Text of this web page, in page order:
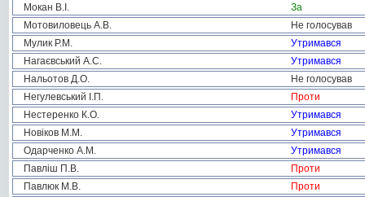
Мокан В.І.
За
Мотовиловець А.В.
Не голосував
Мулик Р.М.
Утримався
Нагаєвський А.С.
Утримався
Нальотов Д.О.
Не голосував
Негулевський І.П.
Проти
Нестеренко К.О.
Утримався
Новіков М.М.
Утримався
Одарченко А.М.
Утримався
Павліш П.В.
Проти
Павлюк М.В.
Проти